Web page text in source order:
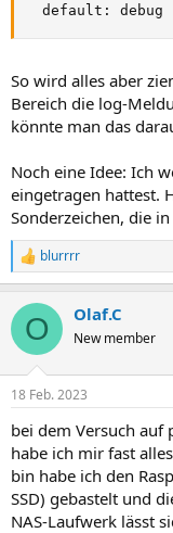
  default: debug
So wird alles aber
Bereich die log-
könnte man das
Noch eine Idee: Ich
eingetragen hattest.
Sonderzeichen, die
R
e
k
i
e
:
blurrrr
O Olaf.C
New member
18 Feb. 2023
bei dem Versuch auf
habe ich mir fast
bin habe ich den
SSD) gebastelt und
NAS-Laufwerk lässt